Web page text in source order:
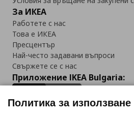
За ИКЕА
Работете с нас
Това е ИКЕА
Пресцентър
Най-често задавани въпроси
Свържете се с нас
Приложение IKEA Bulgaria:
Политика за използване